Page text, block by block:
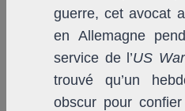
guerre, cet avocat
en Allemagne
service de l’US
trouvé qu’un
obscur pour